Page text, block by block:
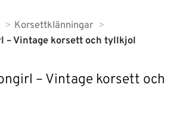
Korsettklänningar
– Vintage korsett och tyllkjol
– Vintage korsett och